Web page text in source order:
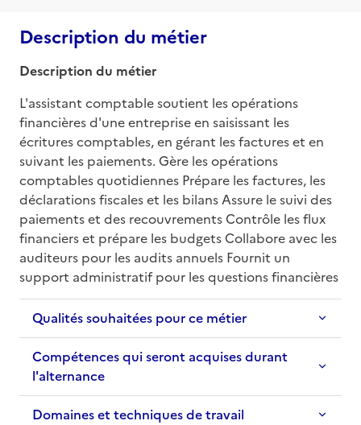
Description du métier
Description du métier
L'assistant comptable soutient les opérations
financières d'une entreprise en saisissant les
écritures comptables, en gérant les factures et en
suivant les paiements. Gère les opérations
comptables quotidiennes Prépare les factures, les
déclarations fiscales et les bilans Assure le suivi des
paiements et des recouvrements Contrôle les flux
financiers et prépare les budgets Collabore avec les
auditeurs pour les audits annuels Fournit un
support administratif pour les questions financières
Qualités souhaitées pour ce métier
Compétences qui seront acquises durant
l'alternance
Domaines et techniques de travail